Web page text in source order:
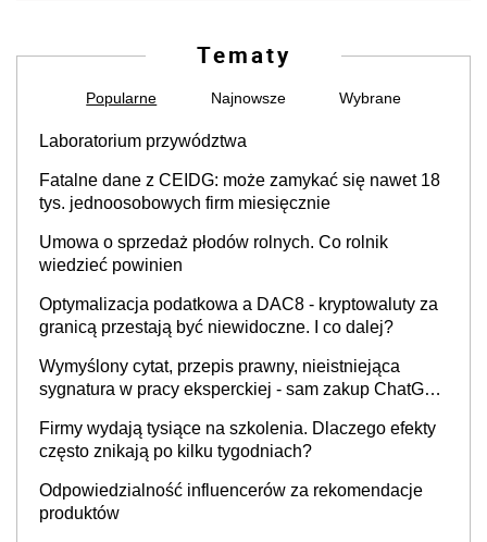
Tematy
Popularne Najnowsze Wybrane
Laboratorium przywództwa
Fatalne dane z CEIDG: może zamykać się nawet 18
tys. jednoosobowych firm miesięcznie
Umowa o sprzedaż płodów rolnych. Co rolnik
wiedzieć powinien
Optymalizacja podatkowa a DAC8 - kryptowaluty za
granicą przestają być niewidoczne. I co dalej?
Wymyślony cytat, przepis prawny, nieistniejąca
sygnatura w pracy eksperckiej - sam zakup ChatGPT
Firmy wydają tysiące na szkolenia. Dlaczego efekty
często znikają po kilku tygodniach?
Odpowiedzialność influencerów za rekomendacje
produktów